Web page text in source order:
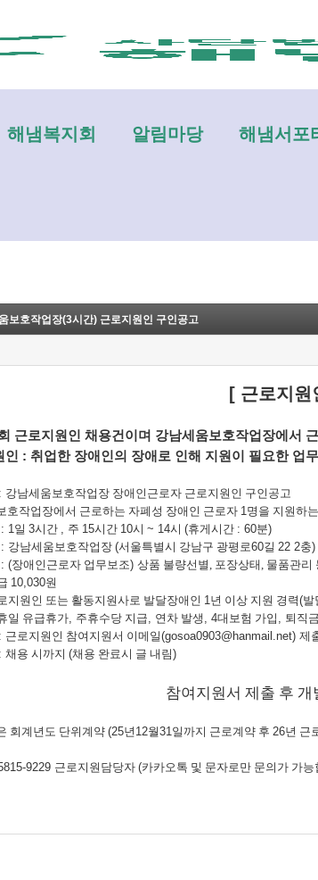
해냄복지회 알림마당 해냄서포
보호작업장(3시간) 근로지원인 구인공고
[ 근로지원
근로지원인 채용건이며 강남세움보호작업장에서
인 : 취업한 장애인의 장애로 인해 지원이 필요한 업
: 강남세움보호작업장 장애인근로자 근로지원인 구인공고
호작업장에서 근로하는 자폐성 장애인 근로자 1명을 지원하
: 1일 3시간 , 주 15시간 10시 ~ 14시 (휴게시간 : 60분)
: 강남세움보호작업장 (서울특별시 강남구 광평로60길 22 2충)
: (장애인근로자 업무보조) 상품 불량선별, 포장상태, 물품관리
10,030원
지원인 또는 활동지원사로 발달장애인 1년 이상 지원 경력(발
일 유급휴가, 주휴수당 지급, 연차 발생, 4대보험 가입 , 퇴직
: 근로지원인 참여지원서 이메일(gosoa0903@hanmail.net) 제
: 채용 시까지 (채용 완료시 글 내림)
참여지원서 제출 후
회계년도 단위계약 (25년 12월31일까지 근로계약 후 26년 근
9229 근로지원담당자 (카카오톡 및 문자로만 문의가 가능